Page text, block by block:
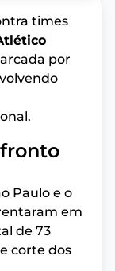
times
por
Paulo e o
em
de 73
corte dos